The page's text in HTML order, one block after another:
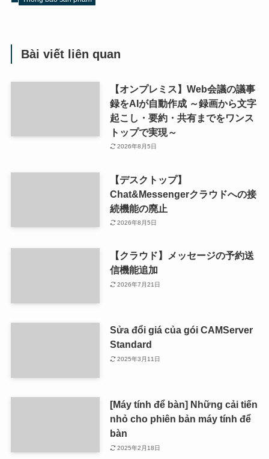
Bài viết liên quan
【オンプレミス】Web会議の議事
録をAIが自動作成 ～録画から文字
起こし・要約・共有までをワンス
トップで実現～
2026年8月5日
【デスクトップ】
Chat&Messengerクラウドへの接
続機能の廃止
2026年8月5日
【クラウド】メッセージの予約送
信機能追加
2026年7月21日
Sửa đổi giá của gói CAMServer
Standard
2025年3月11日
[Máy tính để bàn] Những cải tiến
nhỏ cho phiên bản máy tính để
bàn
2025年2月18日